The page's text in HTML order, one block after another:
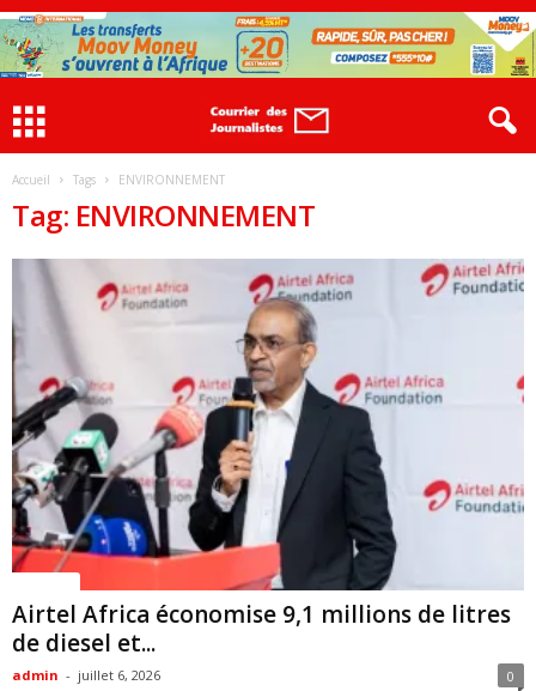
Accueil Tags ENVIRONNEMENT
Tag: ENVIRONNEMENT
Airtel Africa économise 9,1 millions de litres
de diesel et...
admin - juillet 6, 2026 0